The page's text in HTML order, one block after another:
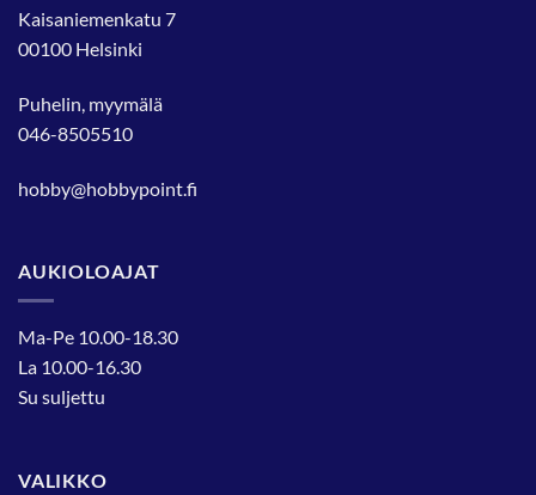
Kaisaniemenkatu 7
00100 Helsinki
Puhelin, myymälä
046-8505510
hobby@hobbypoint.fi
AUKIOLOAJAT
Ma-Pe 10.00-18.30
La 10.00-16.30
Su suljettu
VALIKKO